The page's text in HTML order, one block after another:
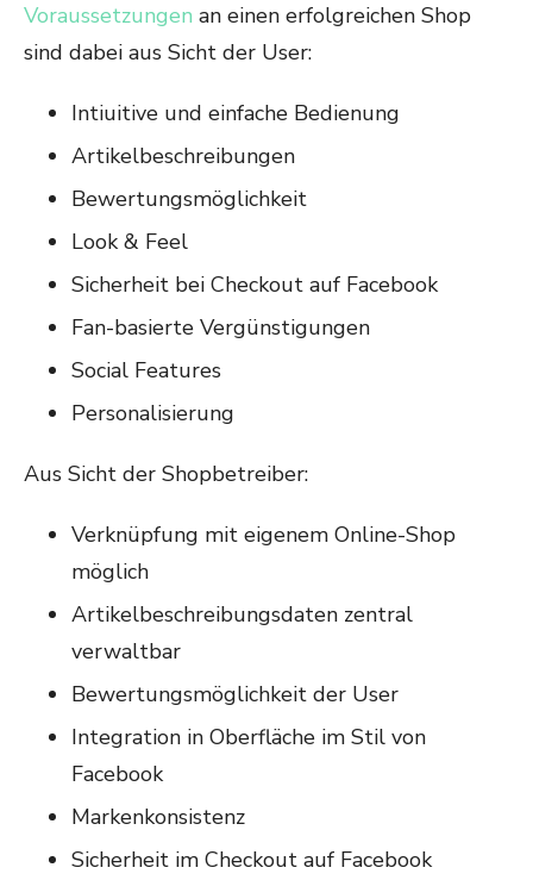
Voraussetzungen an einen erfolgreichen Shop
sind dabei aus Sicht der User:
Intiuitive und einfache Bedienung
Artikelbeschreibungen
Bewertungsmöglichkeit
Look & Feel
Sicherheit bei Checkout auf Facebook
Fan-basierte Vergünstigungen
Social Features
Personalisierung
Aus Sicht der Shopbetreiber:
Verknüpfung mit eigenem Online-Shop
möglich
Artikelbeschreibungsdaten zentral
verwaltbar
Bewertungsmöglichkeit der User
Integration in Oberfläche im Stil von
Facebook
Markenkonsistenz
Sicherheit im Checkout auf Facebook